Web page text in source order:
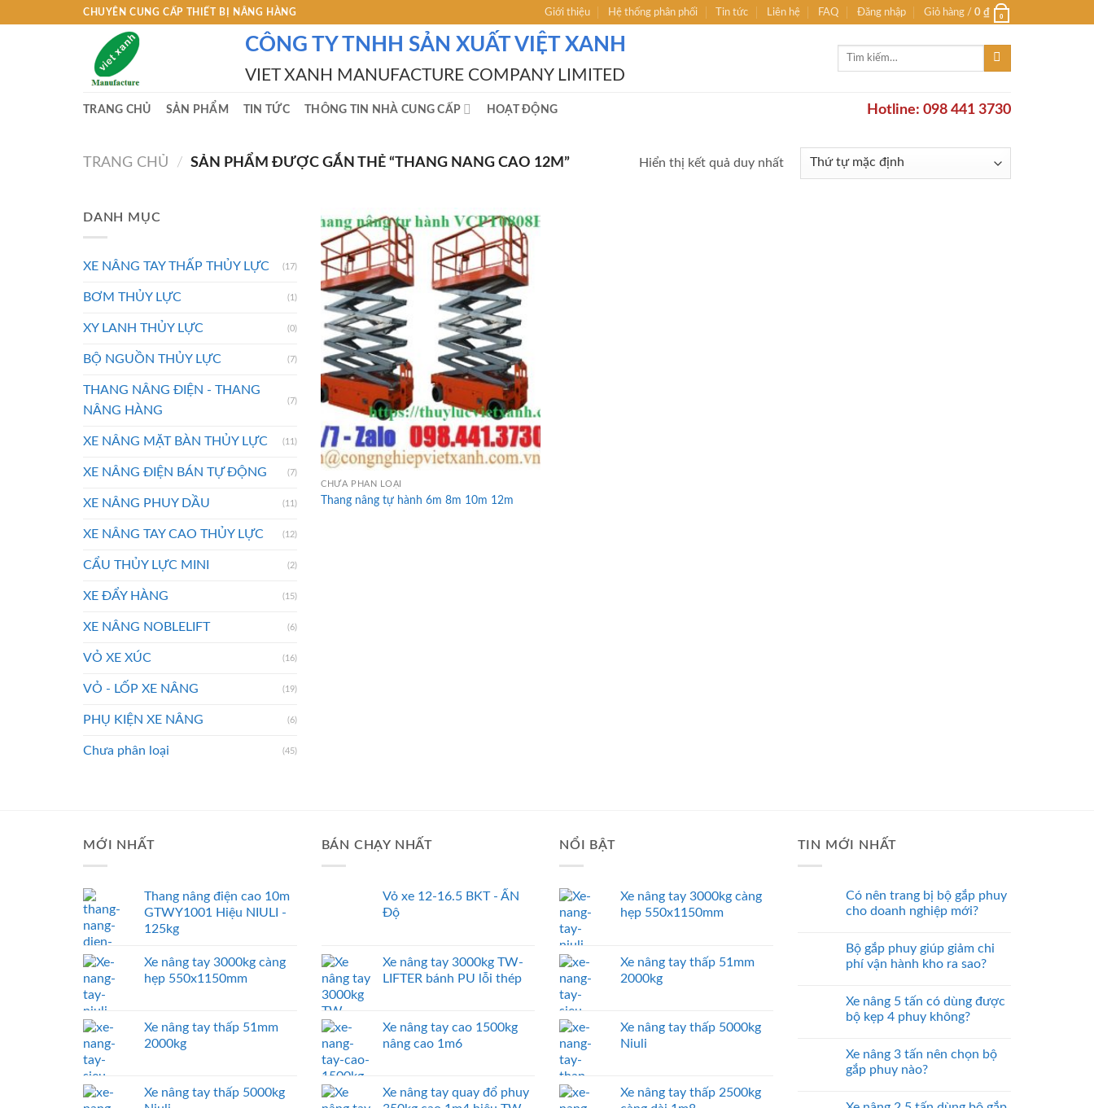
CHUYÊN CUNG CẤP THIẾT BỊ NÂNG HÀNG Giới thiệu Hệ thống phân phối Tin tức Liên hệ FAQ Đăng nhập Giỏ hàng / 0 ₫ 0
CÔNG TY TNHH SẢN XUẤT VIỆT XANH
VIET XANH MANUFACTURE COMPANY LIMITED
Tìm
TRANG CHỦ SẢN PHẨM TIN TỨC THÔNG TIN NHÀ CUNG CẤP HOẠT ĐỘNG Hotline: 098 441 3730
TRANG CHỦ / SẢN PHẨM ĐƯỢC GẮN THẺ “THANG NANG CAO 12M” Hiển thị kết quả duy nhất
DANH MỤC
XE NÂNG TAY THẤP THỦY LỰC (17)
BƠM THỦY LỰC (1)
XY LANH THỦY LỰC (0)
BỘ NGUỒN THỦY LỰC (7)
THANG NÂNG ĐIỆN - THANG
NÂNG HÀNG
(7)
XE NÂNG MẶT BÀN THỦY LỰC (11)
XE NÂNG ĐIỆN BÁN TỰ ĐỘNG (7)
XE NÂNG PHUY DẦU (11)
XE NÂNG TAY CAO THỦY LỰC (12)
CẨU THỦY LỰC MINI (2)
XE ĐẨY HÀNG (15)
XE NÂNG NOBLELIFT (6)
VỎ XE XÚC (16)
VỎ - LỐP XE NÂNG (19)
PHỤ KIỆN XE NÂNG (6)
Chưa phân loại (45)
CHƯA PHÂN LOẠI
Thang nâng tự hành 6m 8m 10m 12m
MỚI NHẤT
Thang nâng điện cao 10m
GTWY1001 Hiệu NIULI -
125kg
Xe nâng tay 3000kg càng
hẹp 550x1150mm
Xe nâng tay thấp 51mm
2000kg
Xe nâng tay thấp 5000kg
BÁN CHẠY NHẤT
Vỏ xe 12-16.5 BKT - ẤN
Độ
Xe nâng tay 3000kg TW-
LIFTER bánh PU lỗi thép
Xe nâng tay cao 1500kg
nâng cao 1m6
Xe nâng tay quay đổ phuy
NỔI BẬT
Xe nâng tay 3000kg càng
hẹp 550x1150mm
Xe nâng tay thấp 51mm
2000kg
Xe nâng tay thấp 5000kg
Niuli
Xe nâng tay thấp 2500kg
TIN MỚI NHẤT
Có nên trang bị bộ gắp phuy
cho doanh nghiệp mới?
Bộ gắp phuy giúp giảm chi
phí vận hành kho ra sao?
Xe nâng 5 tấn có dùng được
bộ kẹp 4 phuy không?
Xe nâng 3 tấn nên chọn bộ
gắp phuy nào?